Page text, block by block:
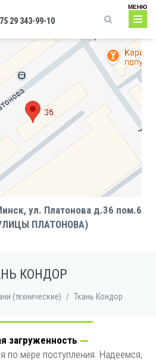
ул. Платонова д.36 пом.6
ПЛАТОНОВА)
МЕНЮ
29 343-99-10
КОНДОР
(технические) / Ткань Кондор
загруженность
по мере поступления. Надеемся,